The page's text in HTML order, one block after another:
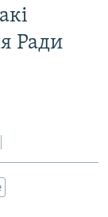
Ради